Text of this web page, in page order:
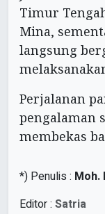
Timur
Mina,
langsung
Perjalanan
pengalaman
membekas
*) Penulis : Moh.
Editor : Satria